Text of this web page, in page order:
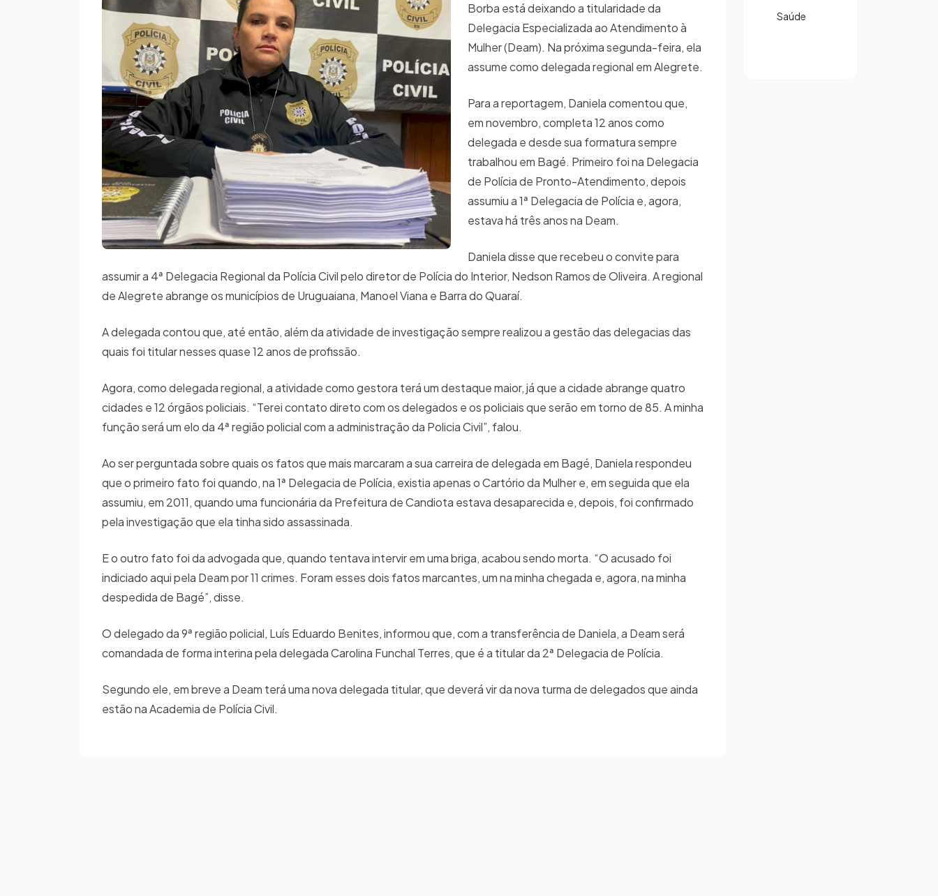
Borba está deixando a titularidade da
Delegacia Especializada ao Atendimento à
Mulher (Deam). Na próxima segunda-feira, ela
assume como delegada regional em Alegrete.
Para a reportagem, Daniela comentou que,
em novembro, completa 12 anos como
delegada e desde sua formatura sempre
trabalhou em Bagé. Primeiro foi na Delegacia
de Polícia de Pronto-Atendimento, depois
assumiu a 1ª Delegacia de Polícia e, agora,
estava há três anos na Deam.
Daniela disse que recebeu o convite para
assumir a 4ª Delegacia Regional da Polícia Civil pelo diretor de Polícia do Interior, Nedson Ramos de Oliveira. A regional
de Alegrete abrange os municípios de Uruguaiana, Manoel Viana e Barra do Quaraí.
A delegada contou que, até então, além da atividade de investigação sempre realizou a gestão das delegacias das
quais foi titular nesses quase 12 anos de profissão.
Agora, como delegada regional, a atividade como gestora terá um destaque maior, já que a cidade abrange quatro
cidades e 12 órgãos policiais. “Terei contato direto com os delegados e os policiais que serão em torno de 85. A minha
função será um elo da 4ª região policial com a administração da Policia Civil”, falou.
Ao ser perguntada sobre quais os fatos que mais marcaram a sua carreira de delegada em Bagé, Daniela respondeu
que o primeiro fato foi quando, na 1ª Delegacia de Polícia, existia apenas o Cartório da Mulher e, em seguida que ela
assumiu, em 2011, quando uma funcionária da Prefeitura de Candiota estava desaparecida e, depois, foi confirmado
pela investigação que ela tinha sido assassinada.
E o outro fato foi da advogada que, quando tentava intervir em uma briga, acabou sendo morta. “O acusado foi
indiciado aqui pela Deam por 11 crimes. Foram esses dois fatos marcantes, um na minha chegada e, agora, na minha
despedida de Bagé”, disse.
O delegado da 9ª região policial, Luís Eduardo Benites, informou que, com a transferência de Daniela, a Deam será
comandada de forma interina pela delegada Carolina Funchal Terres, que é a titular da 2ª Delegacia de Polícia.
Segundo ele, em breve a Deam terá uma nova delegada titular, que deverá vir da nova turma de delegados que ainda
estão na Academia de Polícia Civil.
Saúde